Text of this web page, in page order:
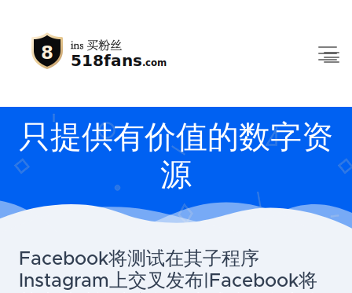
只提供有价值的数字资
源
Facebook将测试在其子程序
Instagram上交叉发布|Facebook将